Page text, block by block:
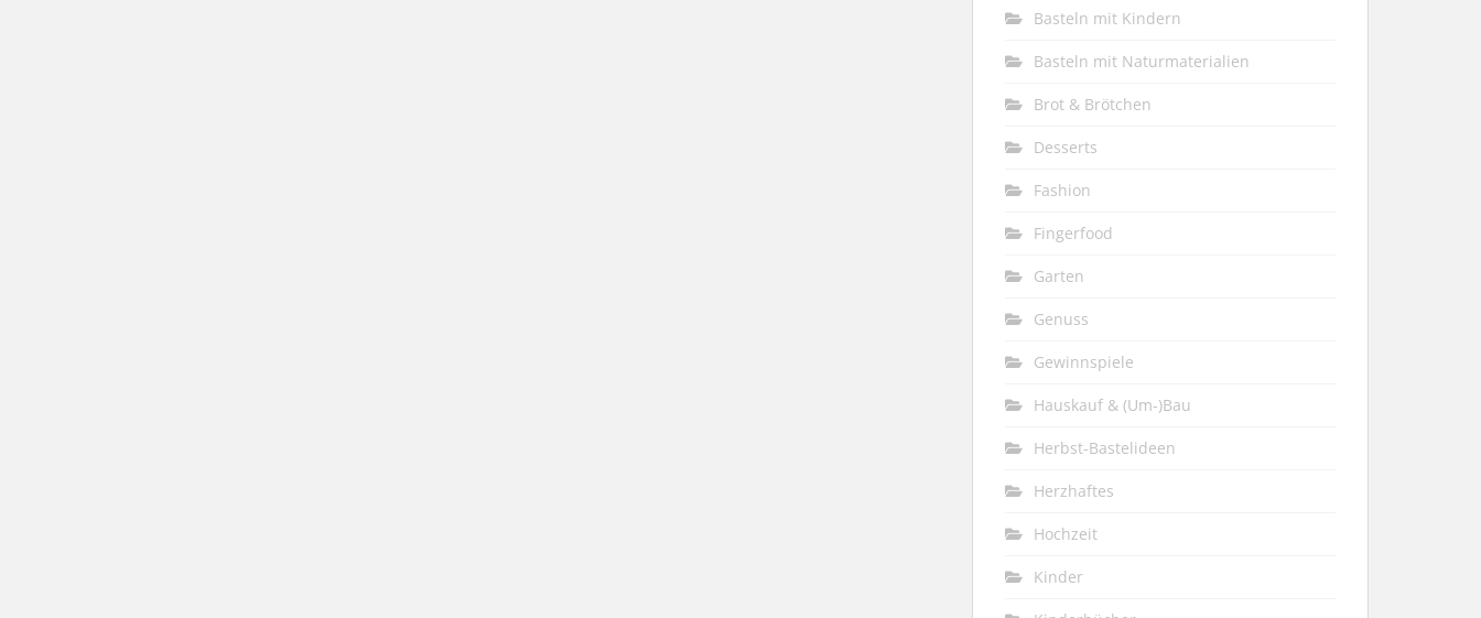
Basteln mit Kindern
Basteln mit Naturmaterialien
Brot & Brötchen
Desserts
Fashion
Fingerfood
Garten
Genuss
Gewinnspiele
Hauskauf & (Um-)Bau
Herbst-Bastelideen
Herzhaftes
Hochzeit
Kinder